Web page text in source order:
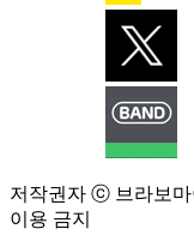
저작권자 ⓒ 브라보
이용 금지